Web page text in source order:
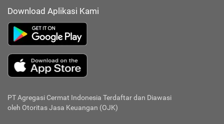
Download Aplikasi Kami
PT Agregasi Cermat Indonesia Terdaftar dan Diawasi
oleh Otoritas Jasa Keuangan (OJK)